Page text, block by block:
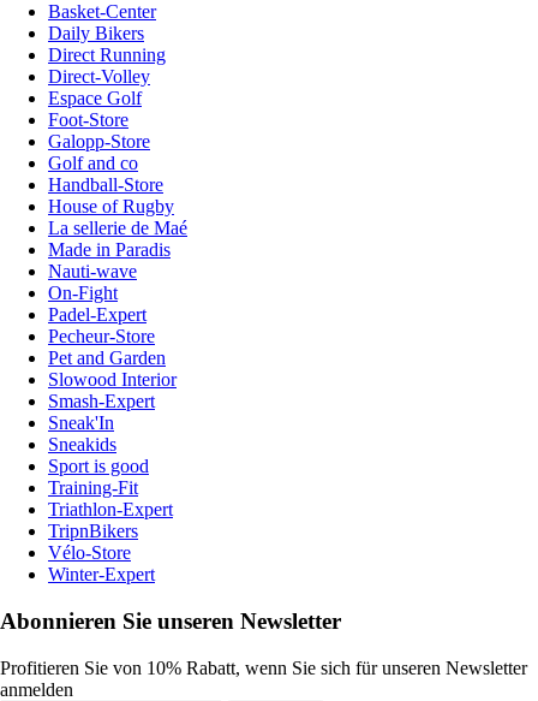
Basket-Center
Daily Bikers
Direct Running
Direct-Volley
Espace Golf
Foot-Store
Galopp-Store
Golf and co
Handball-Store
House of Rugby
La sellerie de Maé
Made in Paradis
Nauti-wave
On-Fight
Padel-Expert
Pecheur-Store
Pet and Garden
Slowood Interior
Smash-Expert
Sneak'In
Sneakids
Sport is good
Training-Fit
Triathlon-Expert
TripnBikers
Vélo-Store
Winter-Expert
Abonnieren Sie unseren Newsletter
Profitieren Sie von 10% Rabatt, wenn Sie sich für unseren Newsletter
anmelden